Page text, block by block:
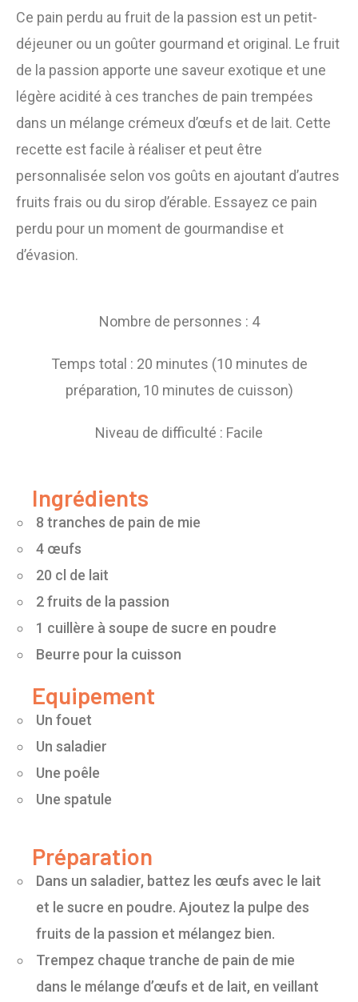
Ce pain perdu au fruit de la passion est un petit-
déjeuner ou un goûter gourmand et original. Le fruit
de la passion apporte une saveur exotique et une
légère acidité à ces tranches de pain trempées
dans un mélange crémeux d’œufs et de lait. Cette
recette est facile à réaliser et peut être
personnalisée selon vos goûts en ajoutant d’autres
fruits frais ou du sirop d’érable. Essayez ce pain
perdu pour un moment de gourmandise et
d’évasion.
Nombre de personnes : 4
Temps total : 20 minutes (10 minutes de
préparation, 10 minutes de cuisson)
Niveau de difficulté : Facile
Ingrédients
8 tranches de pain de mie
4 œufs
20 cl de lait
2 fruits de la passion
1 cuillère à soupe de sucre en poudre
Beurre pour la cuisson
Equipement
Un fouet
Un saladier
Une poêle
Une spatule
Préparation
Dans un saladier, battez les œufs avec le lait
et le sucre en poudre. Ajoutez la pulpe des
fruits de la passion et mélangez bien.
Trempez chaque tranche de pain de mie
dans le mélange d’œufs et de lait, en veillant